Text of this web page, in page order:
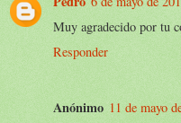
Muy agradecido por tu
Responder
Anónimo 11 de mayo